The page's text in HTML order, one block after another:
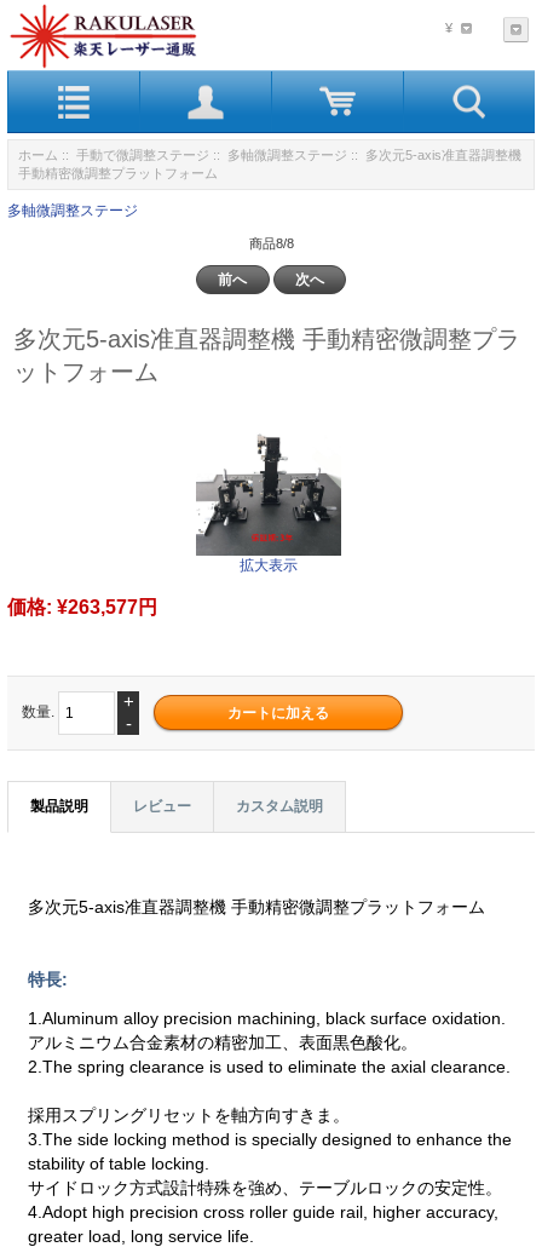
¥
ホーム :: 手動で微調整ステージ :: 多軸微調整ステージ :: 多次元5-axis准直器調整機
手動精密微調整プラットフォーム
多軸微調整ステージ
商品8/8
前へ 次へ
多次元5-axis准直器調整機 手動精密微調整プラ
ットフォーム
拡大表示
価格: ¥263,577円
数量.
+
-
製品説明 レビュー カスタム説明
多次元5-axis准直器調整機 手動精密微調整プラットフォーム
特長:
1.Aluminum alloy precision machining, black surface oxidation.
アルミニウム合金素材の精密加工、表面黒色酸化。
2.The spring clearance is used to eliminate the axial clearance.
採用スプリングリセットを軸方向すきま。
3.The side locking method is specially designed to enhance the
stability of table locking.
サイドロック方式設計特殊を強め、テーブルロックの安定性。
4.Adopt high precision cross roller guide rail, higher accuracy,
greater load, long service life.